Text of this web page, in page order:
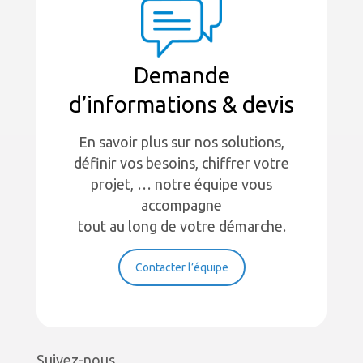
Demande
d’informations & devis
En savoir plus sur nos solutions,
définir vos besoins, chiffrer votre
projet, … notre équipe vous
accompagne
tout au long de votre démarche.
Contacter l’équipe